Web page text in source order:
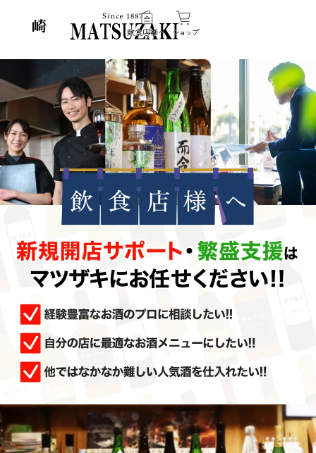
飲食店様へ ショップ
伝
ザキの事業一覧
事業
事業
業
事業
店支援サービス
ント企画・運営
ザキについて
概要
ザキの歴史
店舗情報
一覧
ザキ 新宿店
ザキ 浦和パルコ店